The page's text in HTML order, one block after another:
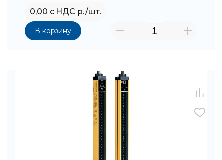
0,00 с НДС р./шт.
В корзину